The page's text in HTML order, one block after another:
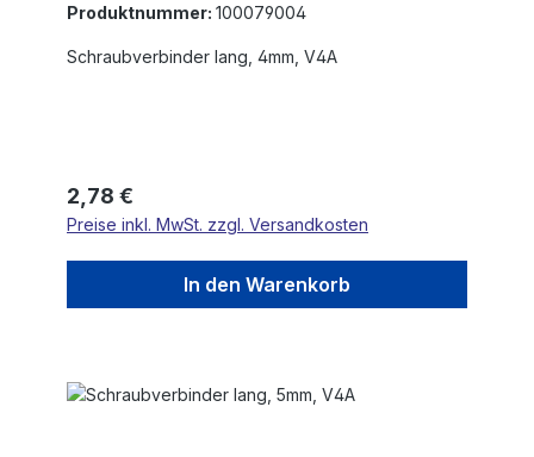
Produktnummer: 100079004
Schraubverbinder lang, 4mm, V4A
Regulärer Preis:
2,78 €
Preise inkl. MwSt. zzgl. Versandkosten
In den Warenkorb